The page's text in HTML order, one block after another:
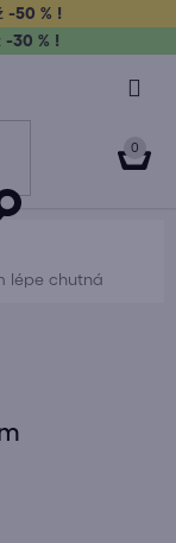
-50 % !
-30 % !
lépe chutná